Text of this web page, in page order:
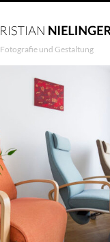
Fotografie und Gestaltung